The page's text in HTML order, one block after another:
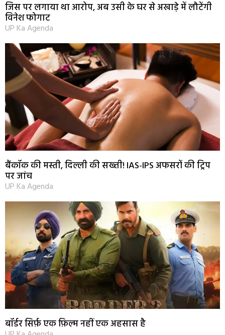
जिस पर लगाया था आरोप, अब उसी के घर से अखाड़े में लौटेंगी
विनेश फोगाट
UP Ka Agenda
बैंकॉक की मस्ती, दिल्ली की सख्ती! IAS-IPS अफसरों की ट्रिप
पर जांच
UP Ka Agenda
बॉर्डर सिर्फ़ एक फ़िल्म नहीं एक अहसास है